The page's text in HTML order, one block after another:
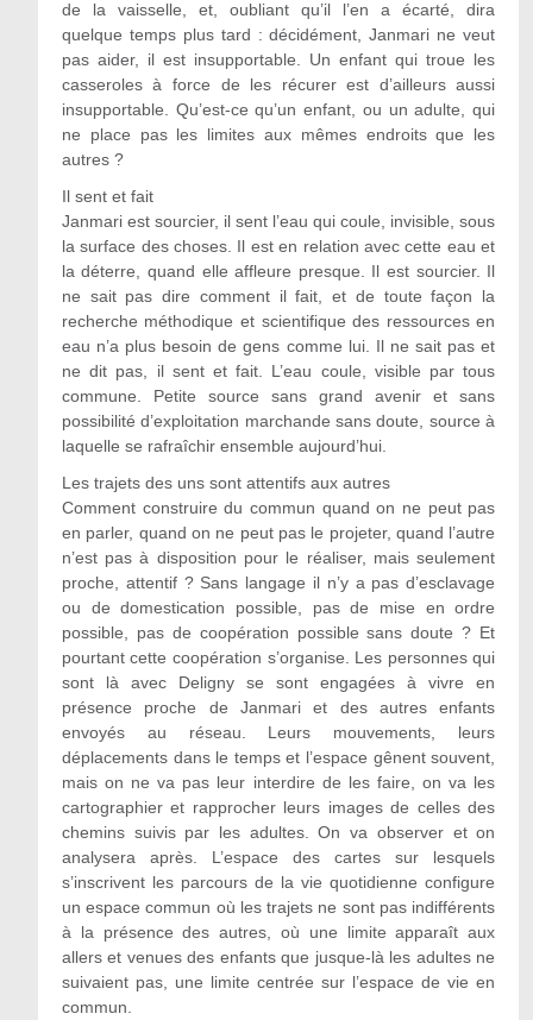
de la vaisselle, et, oubliant qu’il l’en a écarté, dira
quelque temps plus tard : décidément, Janmari ne veut
pas aider, il est insupportable. Un enfant qui troue les
casseroles à force de les récurer est d’ailleurs aussi
insupportable. Qu’est-ce qu’un enfant, ou un adulte, qui
ne place pas les limites aux mêmes endroits que les
autres ?
Il sent et fait
Janmari est sourcier, il sent l’eau qui coule, invisible, sous
la surface des choses. Il est en relation avec cette eau et
la déterre, quand elle affleure presque. Il est sourcier. Il
ne sait pas dire comment il fait, et de toute façon la
recherche méthodique et scientifique des ressources en
eau n’a plus besoin de gens comme lui. Il ne sait pas et
ne dit pas, il sent et fait. L’eau coule, visible par tous
commune. Petite source sans grand avenir et sans
possibilité d’exploitation marchande sans doute, source à
laquelle se rafraîchir ensemble aujourd’hui.
Les trajets des uns sont attentifs aux autres
Comment construire du commun quand on ne peut pas
en parler, quand on ne peut pas le projeter, quand l’autre
n’est pas à disposition pour le réaliser, mais seulement
proche, attentif ? Sans langage il n’y a pas d’esclavage
ou de domestication possible, pas de mise en ordre
possible, pas de coopération possible sans doute ? Et
pourtant cette coopération s’organise. Les personnes qui
sont là avec Deligny se sont engagées à vivre en
présence proche de Janmari et des autres enfants
envoyés au réseau. Leurs mouvements, leurs
déplacements dans le temps et l’espace gênent souvent,
mais on ne va pas leur interdire de les faire, on va les
cartographier et rapprocher leurs images de celles des
chemins suivis par les adultes. On va observer et on
analysera après. L’espace des cartes sur lesquels
s’inscrivent les parcours de la vie quotidienne configure
un espace commun où les trajets ne sont pas indifférents
à la présence des autres, où une limite apparaît aux
allers et venues des enfants que jusque-là les adultes ne
suivaient pas, une limite centrée sur l’espace de vie en
commun.